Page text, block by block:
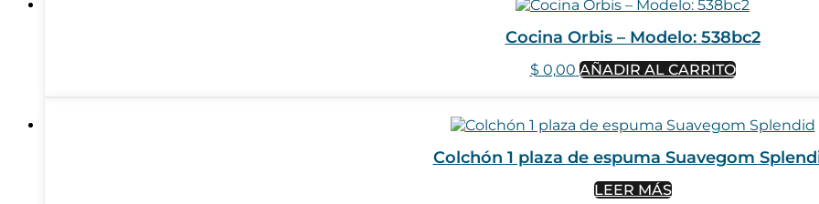
Cocina Orbis – Modelo: 538bc2
$ 0,00 AÑADIR AL CARRITO
Colchón 1 plaza de espuma Suavegom
LEER MÁS